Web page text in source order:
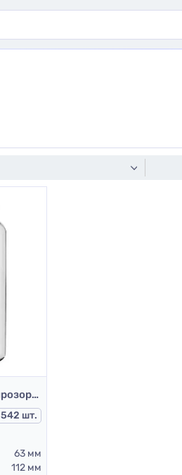
Банка БН.400/63 арт.01 (прозорий) (ПЕТ банки 400 мл)
542 шт.
63 мм
112 мм